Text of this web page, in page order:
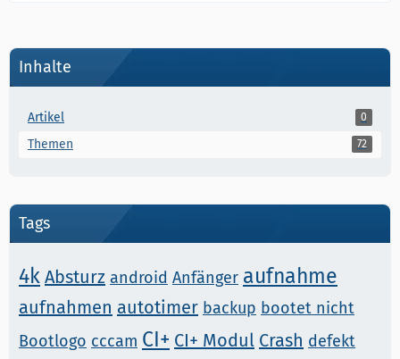
Inhalte
Artikel 0
Themen 72
Tags
4k Absturz android Anfänger aufnahme
aufnahmen autotimer backup bootet nicht
Bootlogo cccam CI+ CI+ Modul Crash defekt